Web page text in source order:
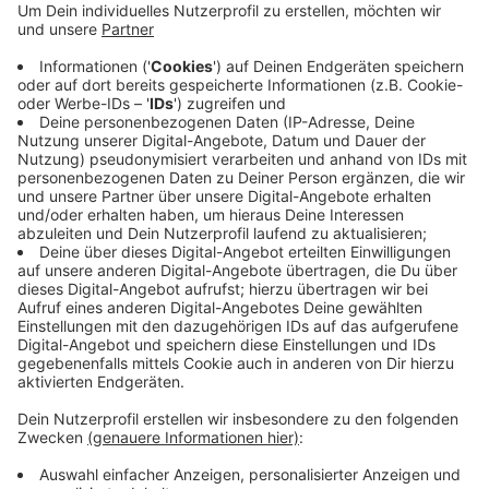
Drogenberatungscafé Cosa und damit auch für die
anderen stellt die CDU seit vielen Jahren den
Wuppertaler Ordnungsdezernenten, aber trotzdem
sei jahrelang zu wenig für Sicherheit und Ordnung
am Döppersberg unternommen worden. Die FDP
fordert einen neuen Standort für das Café Cosa.
Veröffentlicht:Donnerstag, 25.09.2025 10:37
Anzeige
Anzeige